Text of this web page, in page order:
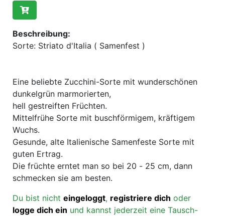
Beschreibung:
Sorte: Striato d'Italia ( Samenfest )
Eine beliebte Zucchini-Sorte mit wunderschönen
dunkelgrün marmorierten,
hell gestreiften Früchten.
Mittelfrühe Sorte mit buschförmigem, kräftigem
Wuchs.
Gesunde, alte Italienische Samenfeste Sorte mit
guten Ertrag.
Die früchte erntet man so bei 20 - 25 cm, dann
schmecken sie am besten.
Du bist nicht eingeloggt, registriere dich oder
logge dich ein und kannst jederzeit eine Tausch-